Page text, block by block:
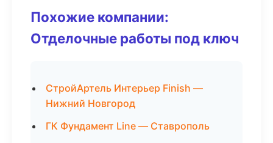
Похожие компании:
Отделочные работы под ключ
СтройАртель Интерьер Finish —
Нижний Новгород
ГК Фундамент Line — Ставрополь